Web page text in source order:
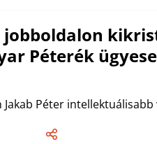
jobboldalon
Péterék
Péter